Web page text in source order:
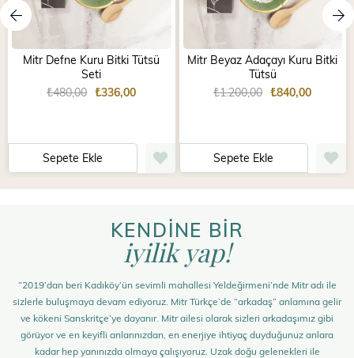
Mitr Defne Kuru Bitki Tütsü
Seti
₺336,00
₺480,00
Sepete Ekle
Mitr Beyaz Adaçayı Kuru Bitki
Tütsü
₺840,00
₺1.200,00
Sepete Ekle
KENDİNE BİR
iyilik yap!
“2019’dan beri Kadıköy’ün sevimli mahallesi Yeldeğirmeni’nde Mitr adı ile
sizlerle buluşmaya devam ediyoruz. Mitr Türkçe’de “arkadaş” anlamına gelir
ve kökeni Sanskritçe’ye dayanır. Mitr ailesi olarak sizleri arkadaşımız gibi
görüyor ve en keyifli anlarınızdan, en enerjiye ihtiyaç duyduğunuz anlara
kadar hep yanınızda olmaya çalışıyoruz. Uzak doğu gelenekleri ile